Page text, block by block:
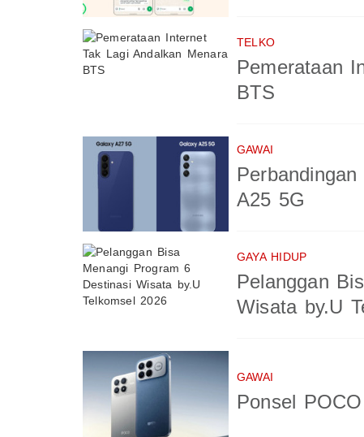
TELKO
Pemerataan
BTS
GAWAI
A25 5G
GAYA HIDUP
Pelanggan
Wisata by.U
GAWAI
Ponsel